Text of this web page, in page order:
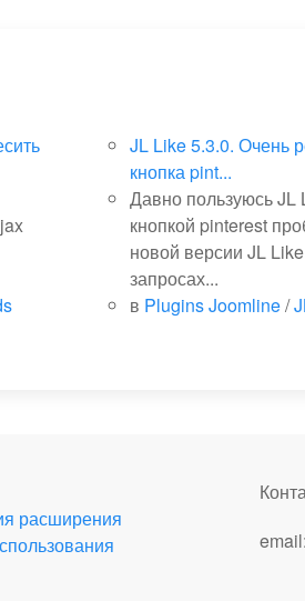
JL Like 5.3.0. Очень
кнопка pint...
Давно пользуюсь JL
кнопкой pinterest
новой версии JL
запросах...
в Plugins Joomline/
расширения
email: